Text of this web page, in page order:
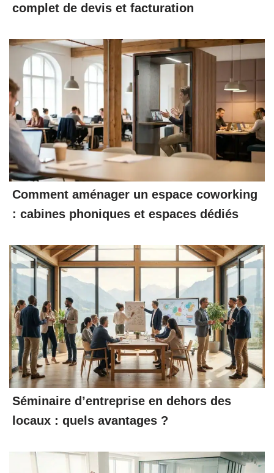
complet de devis et facturation
Comment aménager un espace coworking
: cabines phoniques et espaces dédiés
Séminaire d’entreprise en dehors des
locaux : quels avantages ?